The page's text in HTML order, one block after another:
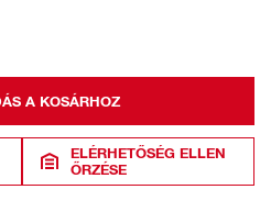
A KOSÁRHOZ
ELÉRHETŐSÉG ELLEN
ŐRZÉSE